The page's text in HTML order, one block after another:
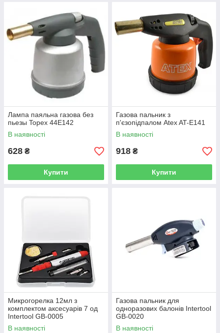
Лампа паяльна газова без
пьезы Topex 44E142
В наявності
628 ₴
Купити
Газова пальник з
п'єзопідпалом Atex AT-E141
В наявності
918 ₴
Купити
Микрогорелка 12мл з
комплектом аксесуарів 7 од
Intertool GB-0005
В наявності
Газова пальник для
одноразових балонів Intertool
GB-0020
В наявності